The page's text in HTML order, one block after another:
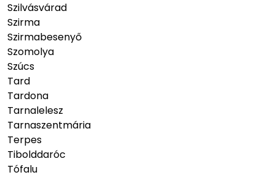
Szilvásvárad
Szirma
Szirmabesenyő
Szomolya
Szúcs
Tard
Tardona
Tarnalelesz
Tarnaszentmária
Terpes
Tibolddaróc
Tófalu